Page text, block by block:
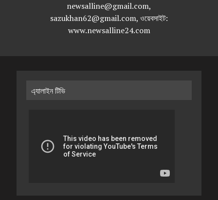
newsalline@gmail.com,
sazukhan62@gmail.com, ওয়েবসাইট:
www.newsalline24.com
এ্যালাইন টিভি